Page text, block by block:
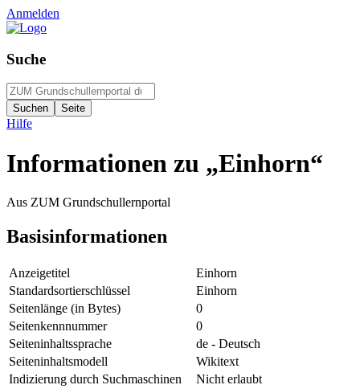
Anmelden
Suche
Hilfe
Informationen zu „Einhorn“
Aus ZUM Grundschullernportal
Basisinformationen
Anzeigetitel
Einhorn
Standardsortierschlüssel
Einhorn
Seitenlänge (in Bytes)
0
Seitenkennnummer
0
Seiteninhaltssprache
de - Deutsch
Seiteninhaltsmodell
Wikitext
Indizierung durch Suchmaschinen
Nicht erlaubt